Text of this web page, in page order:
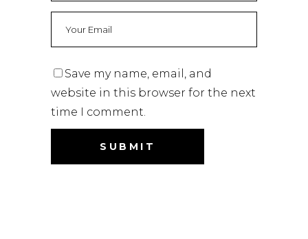
Save my name, email, and
website in this browser for the next
time I comment.